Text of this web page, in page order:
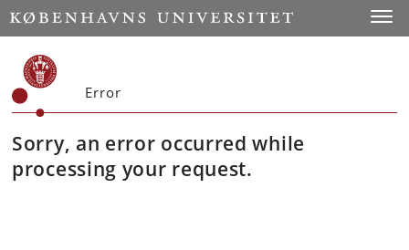
Error
Sorry, an error occurred while
processing your request.